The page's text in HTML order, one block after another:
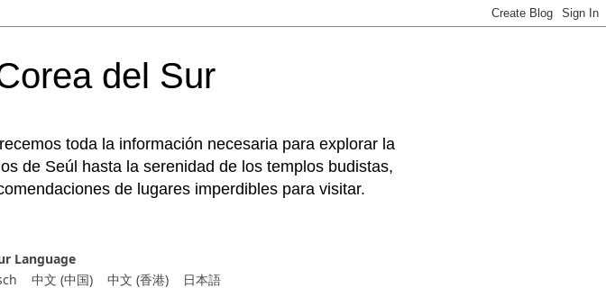
del Sur
toda la información necesaria para explorar la
de Seúl hasta la serenidad de los templos budistas,
de lugares imperdibles para visitar.
Language
中文 (中国) 中文 (香港) 日本語